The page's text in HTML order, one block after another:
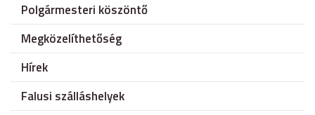
Polgármesteri köszöntő
Megközelíthetőség
Hírek
Falusi szálláshelyek